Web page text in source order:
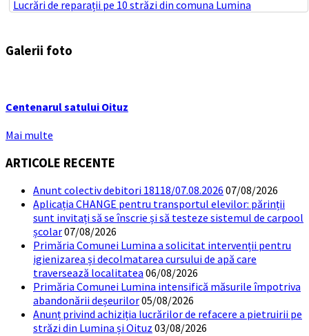
Lucrări de reparații pe 10 străzi din comuna Lumina
Galerii foto
Centenarul satului Oituz
Mai multe
ARTICOLE RECENTE
Anunt colectiv debitori 18118/07.08.2026 07/08/2026
Aplicația CHANGE pentru transportul elevilor: părinții
sunt invitați să se înscrie și să testeze sistemul de carpool
școlar07/08/2026
Primăria Comunei Lumina a solicitat intervenții pentru
igienizarea și decolmatarea cursului de apă care
traversează localitatea 06/08/2026
Primăria Comunei Lumina intensifică măsurile împotriva
abandonării deșeurilor05/08/2026
Anunț privind achiziția lucrărilor de refacere a pietruirii pe
străzi din Lumina și Oituz 03/08/2026